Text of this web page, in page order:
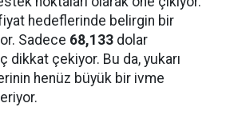
hedeflerinde belirgin bir
Sadece 68,133 dolar
dikkat çekiyor. Bu da, yukarı
henüz büyük bir ivme